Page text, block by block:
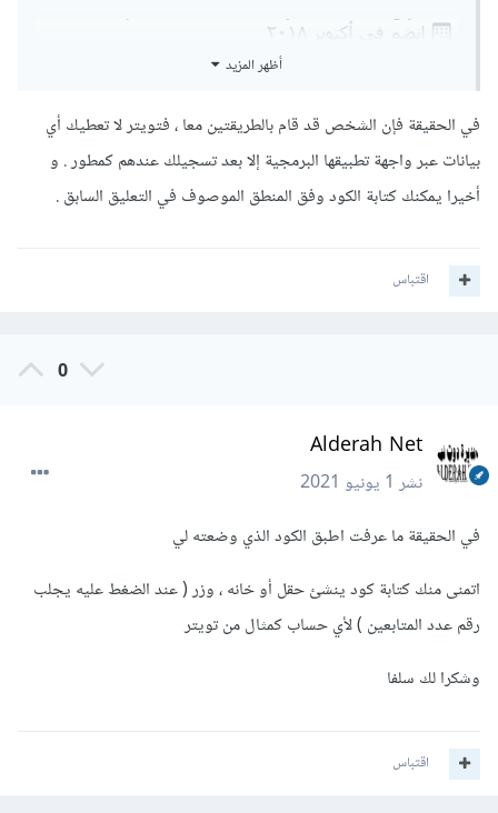
أظهر المزيد
في الحقيقة فإن الشخص قد قام بالطريقتين معا ، فتويتر لا تعطيك أي
بيانات عبر واجهة تطبيقها البرمجية إلا بعد تسجيلك عندهم كمطور . و
أخيرا يمكنك كتابة الكود وفق المنطق الموصوف في التعليق السابق .
اقتباس
0
Alderah Net
نشر1 يونيو 2021
في الحقيقة ما عرفت اطبق الكود الذي وضعته لي
اتمنى منك كتابة كود ينشئ حقل أو خانه ، وزر ( عند الضغط عليه يجلب
رقم عدد المتابعين ) لأي حساب كمثال من تويتر
وشكرا لك سلفا
اقتباس